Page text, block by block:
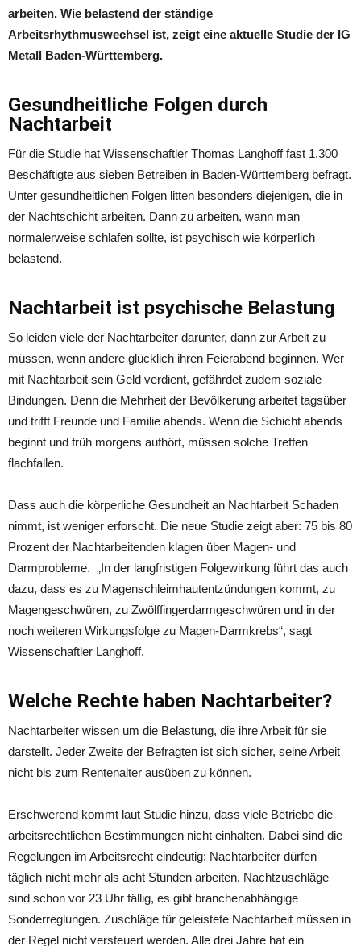
arbeiten. Wie belastend der ständige
Arbeitsrhythmuswechsel ist, zeigt eine aktuelle Studie der IG
Metall Baden-Württemberg.
Gesundheitliche Folgen durch
Nachtarbeit
Für die Studie hat Wissenschaftler Thomas Langhoff fast 1.300
Beschäftigte aus sieben Betreiben in Baden-Württemberg befragt.
Unter gesundheitlichen Folgen litten besonders diejenigen, die in
der Nachtschicht arbeiten. Dann zu arbeiten, wann man
normalerweise schlafen sollte, ist psychisch wie körperlich
belastend.
Nachtarbeit ist psychische Belastung
So leiden viele der Nachtarbeiter darunter, dann zur Arbeit zu
müssen, wenn andere glücklich ihren Feierabend beginnen. Wer
mit Nachtarbeit sein Geld verdient, gefährdet zudem soziale
Bindungen. Denn die Mehrheit der Bevölkerung arbeitet tagsüber
und trifft Freunde und Familie abends. Wenn die Schicht abends
beginnt und früh morgens aufhört, müssen solche Treffen
flachfallen.
Dass auch die körperliche Gesundheit an Nachtarbeit Schaden
nimmt, ist weniger erforscht. Die neue Studie zeigt aber: 75 bis 80
Prozent der Nachtarbeitenden klagen über Magen- und
Darmprobleme. „In der langfristigen Folgewirkung führt das auch
dazu, dass es zu Magenschleimhautentzündungen kommt, zu
Magengeschwüren, zu Zwölffingerdarmgeschwüren und in der
noch weiteren Wirkungsfolge zu Magen-Darmkrebs“, sagt
Wissenschaftler Langhoff.
Welche Rechte haben Nachtarbeiter?
Nachtarbeiter wissen um die Belastung, die ihre Arbeit für sie
darstellt. Jeder Zweite der Befragten ist sich sicher, seine Arbeit
nicht bis zum Rentenalter ausüben zu können.
Erschwerend kommt laut Studie hinzu, dass viele Betriebe die
arbeitsrechtlichen Bestimmungen nicht einhalten. Dabei sind die
Regelungen im Arbeitsrecht eindeutig: Nachtarbeiter dürfen
täglich nicht mehr als acht Stunden arbeiten. Nachtzuschläge
sind schon vor 23 Uhr fällig, es gibt branchenabhängige
Sonderreglungen. Zuschläge für geleistete Nachtarbeit müssen in
der Regel nicht versteuert werden. Alle drei Jahre hat ein